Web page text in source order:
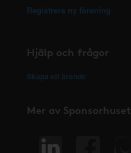
Registrera ny förening
Hjälp och frågor
Skapa ett ärende
Mer av Sponsorhuset